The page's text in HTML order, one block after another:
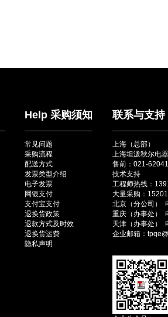
Help 采购须知
常见问题
采购流程
配送方式
发票类型介绍
电子发票
网银支付
支付宝支付
退换货政策
退款方式及时效
退换货运费
隐私声明
联系与支持
上海（总部）
上海坦泼秋尔电
售前：021-
技术支持
工程师热线：
大量采购：
北京（分公司）
重庆（办事处）
天津（办事处）
企业邮箱：